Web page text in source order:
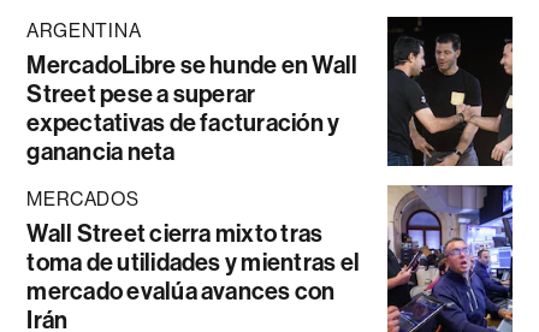
ARGENTINA
MercadoLibre se hunde en Wall
Street pese a superar
expectativas de facturación y
ganancia neta
MERCADOS
Wall Street cierra mixto tras
toma de utilidades y mientras el
mercado evalúa avances con
Irán